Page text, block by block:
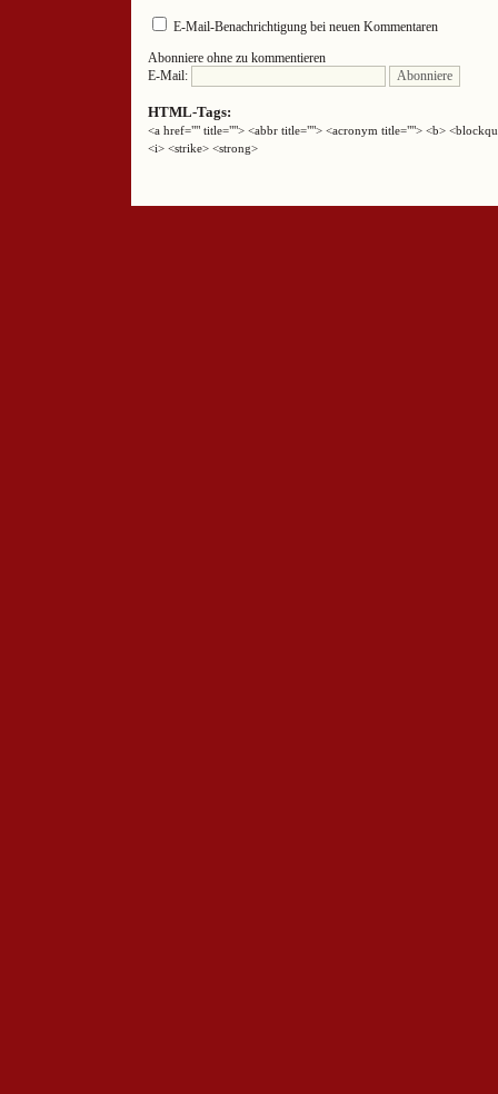
E-Mail-Benachrichtigung bei neuen Kommentaren
Abonniere ohne zu kommentieren
E-Mail:
HTML-Tags:
<a href="" title=""> <abbr title=""> <acronym title=""> <b>
<i> <strike> <strong>